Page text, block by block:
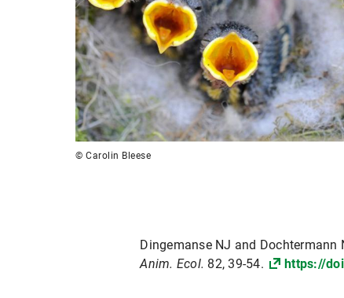
© Carolin Bleese
Dingemanse NJ and
Anim. Ecol. 82, 39-54. https://